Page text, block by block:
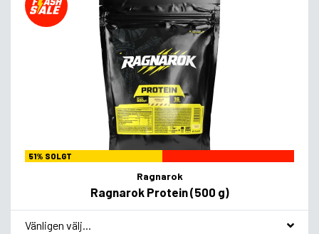
51% SOLGT
Ragnarok
Ragnarok Protein (500 g)
* Smagsvariant